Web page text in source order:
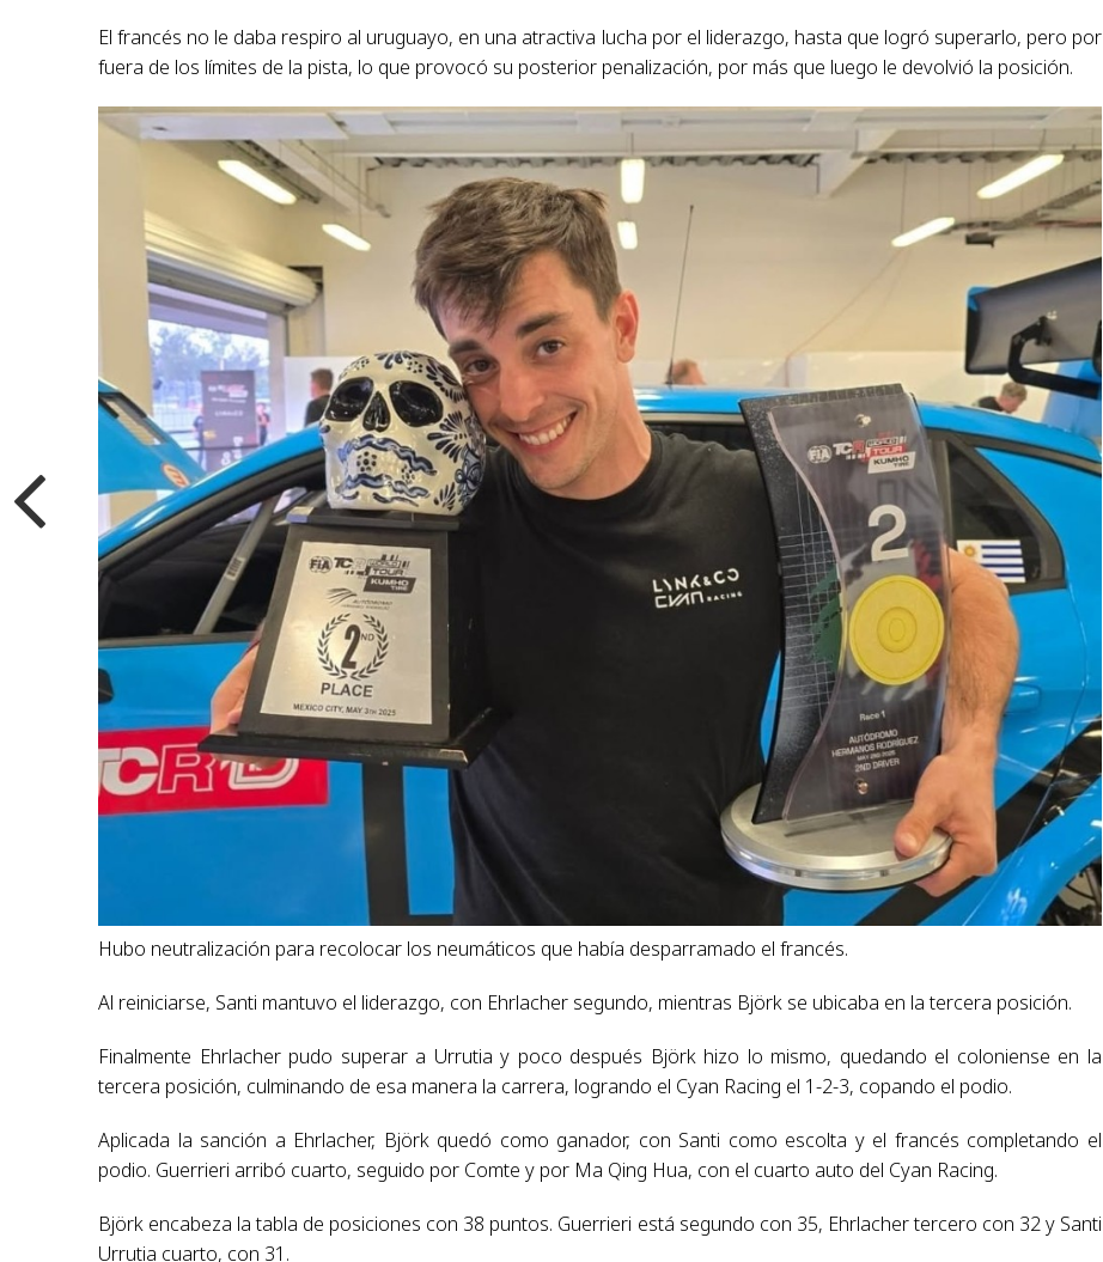
El francés no le daba respiro al uruguayo, en una atractiva lucha por el liderazgo, hasta que logró superarlo, pero por
fuera de los límites de la pista, lo que provocó su posterior penalización, por más que luego le devolvió la posición.
Hubo neutralización para recolocar los neumáticos que había desparramado el francés.
Al reiniciarse, Santi mantuvo el liderazgo, con Ehrlacher segundo, mientras Björk se ubicaba en la tercera posición.
Finalmente Ehrlacher pudo superar a Urrutia y poco después Björk hizo lo mismo, quedando el coloniense en la
tercera posición, culminando de esa manera la carrera, logrando el Cyan Racing el 1-2-3, copando el podio.
Aplicada la sanción a Ehrlacher, Björk quedó como ganador, con Santi como escolta y el francés completando el
podio. Guerrieri arribó cuarto, seguido por Comte y por Ma Qing Hua, con el cuarto auto del Cyan Racing.
Björk encabeza la tabla de posiciones con 38 puntos. Guerrieri está segundo con 35, Ehrlacher tercero con 32 y Santi
Urrutia cuarto, con 31.